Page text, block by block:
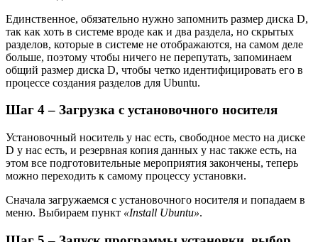
Единственное, обязательно нужно запомнить размер диска D,
так как хоть в системе вроде как и два раздела, но скрытых
разделов, которые в системе не отображаются, на самом деле
больше, поэтому чтобы ничего не перепутать, запоминаем
общий размер диска D, чтобы четко идентифицировать его в
процессе создания разделов для Ubuntu.
Шаг 4 – Загрузка с установочного носителя
Установочный носитель у нас есть, свободное место на диске
D у нас есть, и резервная копия данных у нас также есть, на
этом все подготовительные мероприятия закончены, теперь
можно переходить к самому процессу установки.
Сначала загружаемся с установочного носителя и попадаем в
меню. Выбираем пункт «Install Ubuntu».